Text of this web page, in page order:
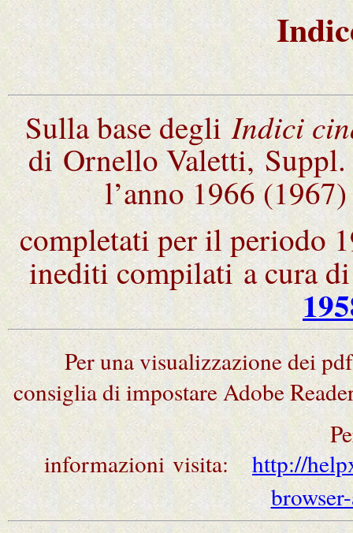
Sulla base degliIndici
di Ornello Valetti, Suppl.
l’anno 1966
completati per il periodo
inediti compilatia cura
Per una visualizzazione dei
consiglia di impostare Adobe
informazioni visita:
http://